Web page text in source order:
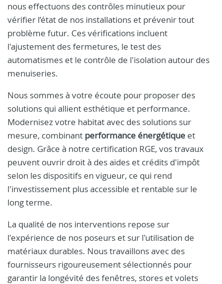
nous effectuons des contrôles minutieux pour
vérifier l’état de nos installations et prévenir tout
problème futur. Ces vérifications incluent
l'ajustement des fermetures, le test des
automatismes et le contrôle de l'isolation autour des
menuiseries.
Nous sommes à votre écoute pour proposer des
solutions qui allient esthétique et performance.
Modernisez votre habitat avec des solutions sur
mesure, combinant performance énergétique et
design. Grâce à notre certification RGE, vos travaux
peuvent ouvrir droit à des aides et crédits d'impôt
selon les dispositifs en vigueur, ce qui rend
l'investissement plus accessible et rentable sur le
long terme.
La qualité de nos interventions repose sur
l'expérience de nos poseurs et sur l'utilisation de
matériaux durables. Nous travaillons avec des
fournisseurs rigoureusement sélectionnés pour
garantir la longévité des fenêtres, stores et volets